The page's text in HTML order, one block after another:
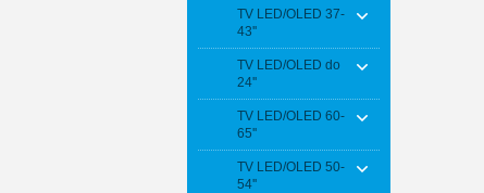
TV LED/OLED 37-
43''
TV LED/OLED do
24''
TV LED/OLED 60-
65''
TV LED/OLED 50-
54''